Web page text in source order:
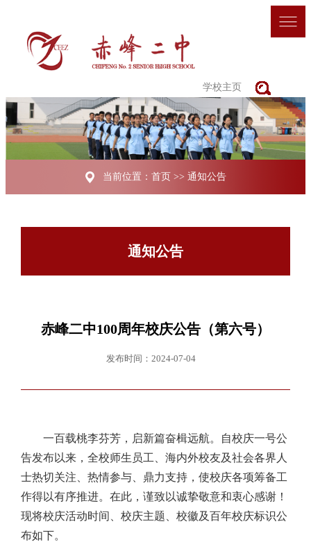
学校主页
当前位置： 首页 >> 通知公告
通知公告
赤峰二中100周年校庆公告（第六号）
发布时间：2024-07-04
一百载桃李芬芳，启新篇奋楫远航。自校庆一号公
告发布以来，全校师生员工、海内外校友及社会各界人
士热切关注、热情参与、鼎力支持，使校庆各项筹备工
作得以有序推进。在此，谨致以诚挚敬意和衷心感谢！
现将校庆活动时间、校庆主题、校徽及百年校庆标识公
布如下。